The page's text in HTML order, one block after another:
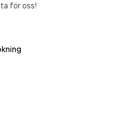
för oss!